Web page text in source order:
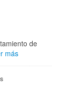
de
más